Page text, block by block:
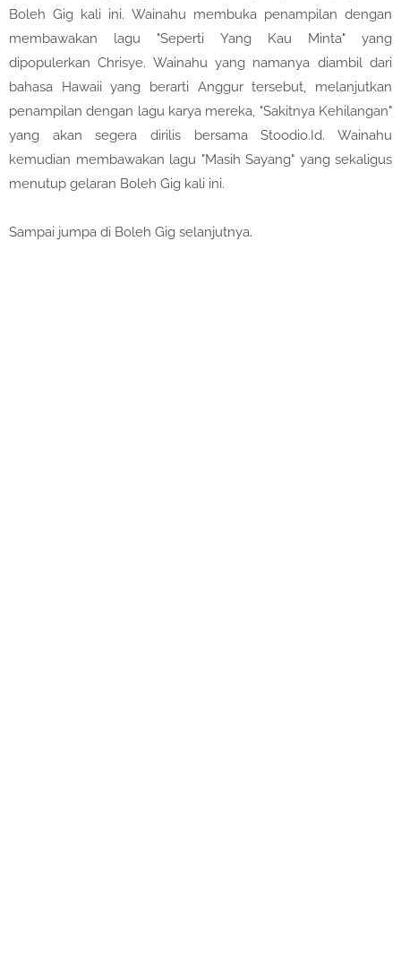
Boleh Gig kali ini. Wainahu membuka penampilan dengan
membawakan lagu "Seperti Yang Kau Minta" yang
dipopulerkan Chrisye. Wainahu yang namanya diambil dari
bahasa Hawaii yang berarti Anggur tersebut, melanjutkan
penampilan dengan lagu karya mereka, "Sakitnya Kehilangan"
yang akan segera dirilis bersama Stoodio.Id. Wainahu
kemudian membawakan lagu "Masih Sayang" yang sekaligus
menutup gelaran Boleh Gig kali ini.
Sampai jumpa di Boleh Gig selanjutnya.